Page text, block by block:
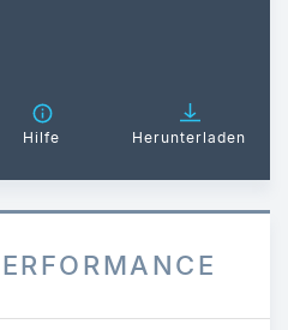
Hilfe Herunterladen